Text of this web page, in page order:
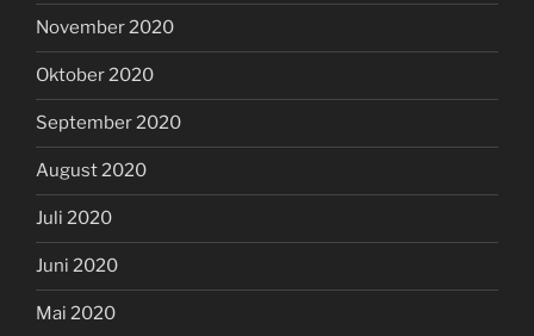
November 2020
Oktober 2020
September 2020
August 2020
Juli 2020
Juni 2020
Mai 2020